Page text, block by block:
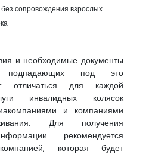
сопровождения взрослых
и необходимые документы
подпадающих под это
отличаться для каждой
инвалидных колясок
и компаниями
Для получения
рекомендуется
которая будет